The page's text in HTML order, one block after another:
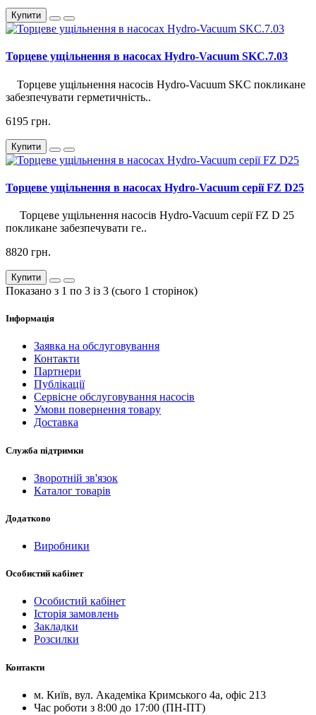
Купити
Торцеве ущільнення в насосах Hydro-Vacuum SKC.7.03
Торцеве ущільнення насосів Hydro-Vacuum SKC покликане
забезпечувати герметичність..
6195 грн.
Купити
Торцеве ущільнення в насосах Hydro-Vacuum серії FZ D25
Торцеве ущільнення насосів Hydro-Vacuum серії FZ D 25
покликане забезпечувати ге..
8820 грн.
Купити
Показано з 1 по 3 із 3 (сього 1 сторінок)
Інформація
Заявка на обслуговування
Контакти
Партнери
Публікації
Сервісне обслуговування насосів
Умови повернення товару
Доставка
Служба підтримки
Зворотній зв'язок
Каталог товарів
Додатково
Виробники
Особистий кабінет
Особистий кабінет
Історія замовлень
Закладки
Розсилки
Контакти
м. Київ, вул. Академіка Кримського 4а, офіс 213
Час роботи з 8:00 до 17:00 (ПН-ПТ)